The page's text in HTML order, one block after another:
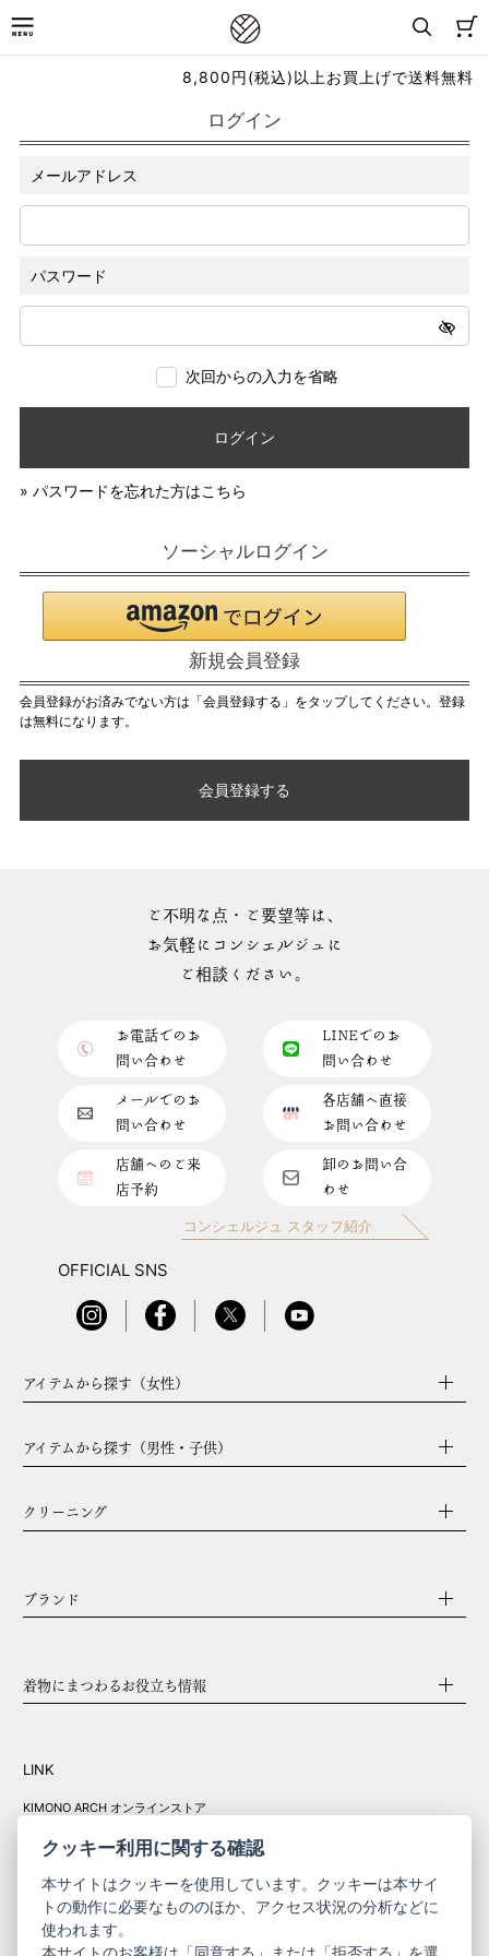
8,800円(税込)以上お買上げで送料無料
ログイン
メールアドレス
パスワード
次回からの入力を省略
ログイン
» パスワードを忘れた方はこちら
ソーシャルログイン
新規会員登録
会員登録がお済みでない方は「会員登録する」をタップしてください。登録
は無料になります。
会員登録する
ご不明な点・ご要望等は、
お気軽にコンシェルジュに
ご相談ください。
お電話でのお
問い合わせ
LINEでのお
問い合わせ
メールでのお
問い合わせ
各店舗へ直接
お問い合わせ
店舗へのご来
店予約
卸のお問い合
わせ
コンシェルジュ スタッフ紹介
OFFICIAL SNS
アイテムから探す（女性）
アイテムから探す（男性・子供）
クリーニング
ブランド
着物にまつわるお役立ち情報
LINK
KIMONO ARCH オンラインストア
きものやまと振
クッキー利用に関する確認
本サイトはクッキーを使用しています。クッキーは本サイ
トの動作に必要なもののほか、アクセス状況の分析などに
使われます。
本サイトのお客様は「同意する」または「拒否する」を選